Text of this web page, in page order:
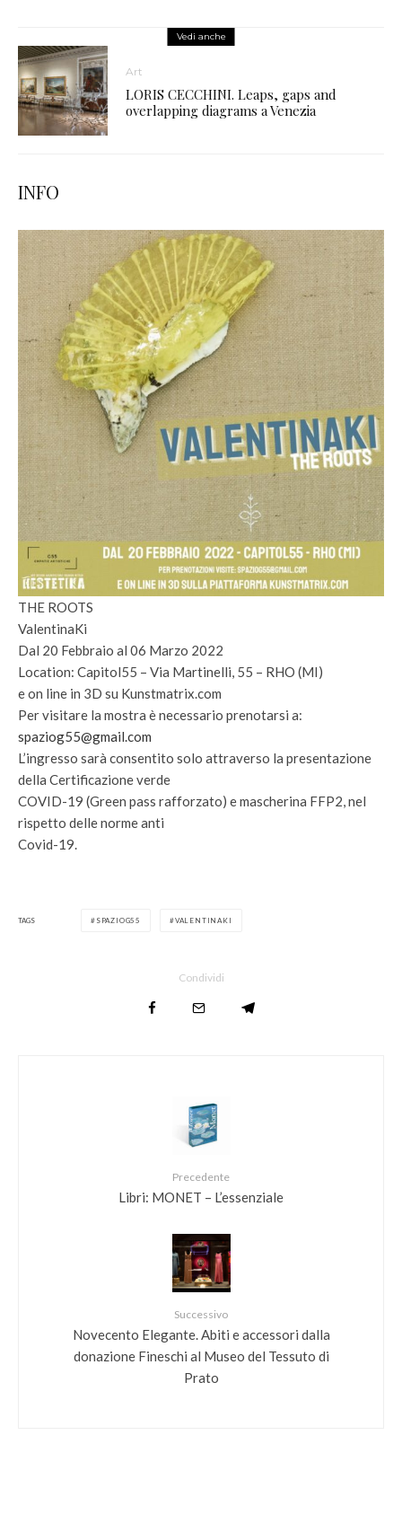
Vedi anche
Art
LORIS CECCHINI. Leaps, gaps and
overlapping diagrams a Venezia
INFO
THE ROOTS
ValentinaKi
Dal 20 Febbraio al 06 Marzo 2022
Location: Capitol55 – Via Martinelli, 55 – RHO (MI)
e on line in 3D su Kunstmatrix.com
Per visitare la mostra è necessario prenotarsi a:
spaziog55@gmail.com
L’ingresso sarà consentito solo attraverso la presentazione
della Certificazione verde
COVID-19 (Green pass rafforzato) e mascherina FFP2, nel
rispetto delle norme anti
Covid-19.
TAGS SPAZIOG55 VALENTINAKI
Condividi
Precedente
Libri: MONET – L’essenziale
Successivo
Novecento Elegante. Abiti e accessori dalla
donazione Fineschi al Museo del Tessuto di
Prato